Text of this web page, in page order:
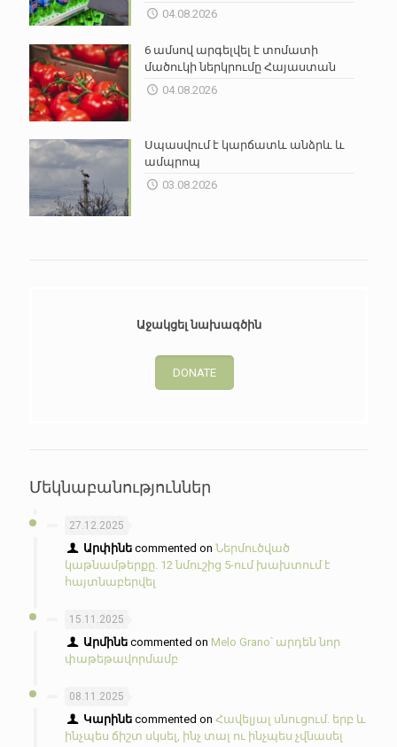
04.08.2026
6 ամսով արգելվել է տոմատի
մածուկի ներկրումը Հայաստան
04.08.2026
Սպասվում է կարճատև անձրև և
ամպրոպ
03.08.2026
Աջակցել նախագծին
DONATE
Մեկնաբանություններ
27.12.2025
Արփինե commented onՆերմուծված
կաթնամթերքը. 12 նմուշից 5-ում խախտում է
հայտնաբերվել
15.11.2025
Արմինե commented on Melo Grano՝ արդեն նոր
փաթեթավորմամբ
08.11.2025
Կարինե commented onՀավելյալ սնուցում. երբ և
ինչպես ճիշտ սկսել, ինչ տալ ու ինչպես չվնասել